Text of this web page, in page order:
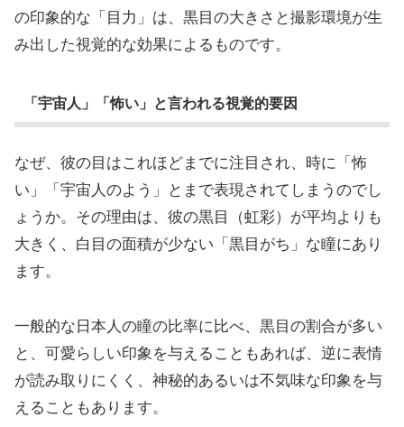
の印象的な「目力」は、黒目の大きさと撮影環境が生
み出した視覚的な効果によるものです。
「宇宙人」「怖い」と言われる視覚的要因
なぜ、彼の目はこれほどまでに注目され、時に「怖
い」「宇宙人のよう」とまで表現されてしまうのでし
ょうか。その理由は、彼の黒目（虹彩）が平均よりも
大きく、白目の面積が少ない「黒目がち」な瞳にあり
ます。
一般的な日本人の瞳の比率に比べ、黒目の割合が多い
と、可愛らしい印象を与えることもあれば、逆に表情
が読み取りにくく、神秘的あるいは不気味な印象を与
えることもあります。